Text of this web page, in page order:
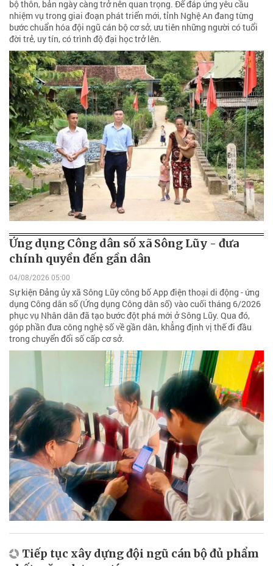
bộ thôn, bản ngày càng trở nên quan trọng. Để đáp ứng yêu cầu
nhiệm vụ trong giai đoạn phát triển mới, tỉnh Nghệ An đang từng
bước chuẩn hóa đội ngũ cán bộ cơ sở, ưu tiên những người có tuổi
đời trẻ, uy tín, có trình độ đại học trở lên.
Ứng dụng Công dân số xã Sông Lũy - đưa
chính quyền đến gần dân
04/08/2026 05:00
Sự kiện Đảng ủy xã Sông Lũy công bố App điện thoại di động - ứng
dụng Công dân số (Ứng dụng Công dân số) vào cuối tháng 6/2026
phục vụ Nhân dân đã tạo bước đột phá mới ở Sông Lũy. Qua đó,
góp phần đưa công nghệ số về gần dân, khẳng định vị thế đi đầu
trong chuyển đổi số cấp cơ sở.
Tiếp tục xây dựng đội ngũ cán bộ đủ phẩm